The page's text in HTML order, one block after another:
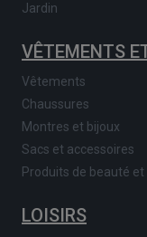
Jardin
VÊTEMENTS
Vêtements
Chaussures
Montres et bijoux
Sacs et accessoires
Produits de beauté et
LOISIRS